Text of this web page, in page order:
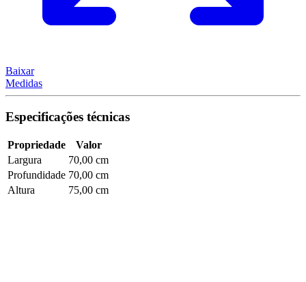
Baixar
Medidas
Especificações técnicas
Propriedade
Valor
Largura
70,00 cm
Profundidade 70,00 cm
Altura
75,00 cm